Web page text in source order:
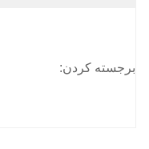
برجسته کردن: